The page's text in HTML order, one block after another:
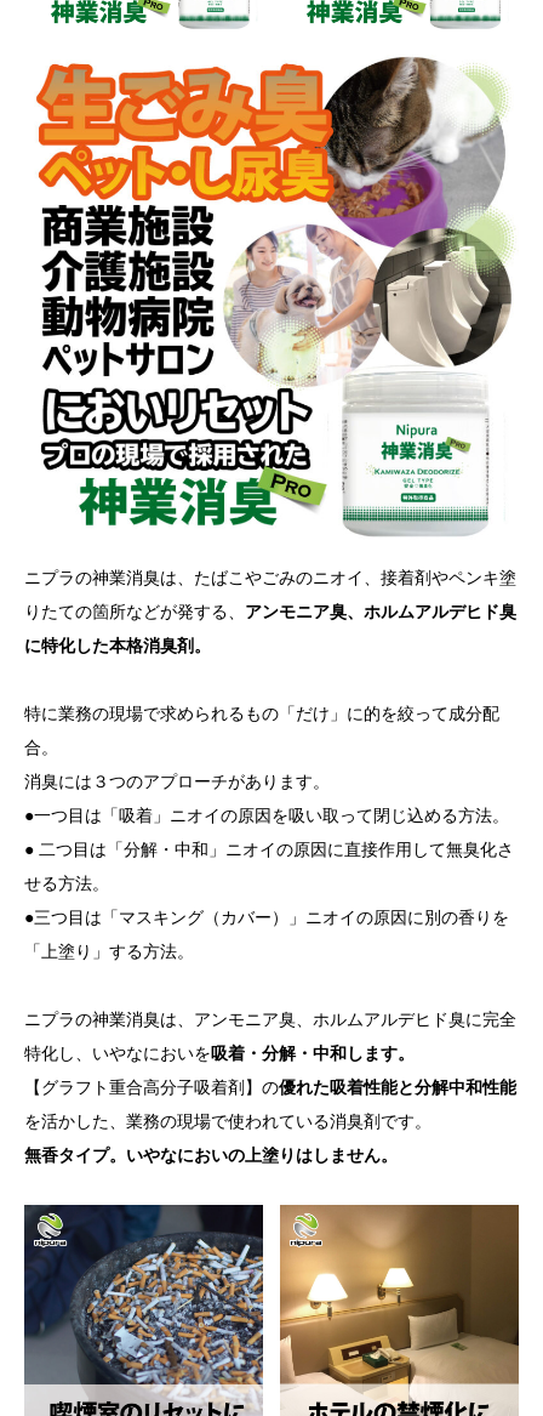
ニプラの神業消臭は、たばこやごみのニオイ、接着剤やペンキ塗
りたての箇所などが発する、 アンモニア臭、ホルムアルデヒド臭
に特化した本格消臭剤。
特に業務の現場で求められるもの「だけ」に的を絞って成分配
合。
消臭には３つのアプローチがあります。
●一つ目は「吸着」ニオイの原因を吸い取って閉じ込める方法。
● 二つ目は「分解・中和」ニオイの原因に直接作用して無臭化さ
せる方法。
●三つ目は「マスキング（カバー）」ニオイの原因に別の香りを
「上塗り」する方法。
ニプラの神業消臭は、アンモニア臭、ホルムアルデヒド臭に完全
特化し、いやなにおいを吸着・分解・中和します。
【グラフト重合高分子吸着剤】の優れた吸着性能と分解中和性能
を活かした、業務の現場で使われている消臭剤です。
無香タイプ。いやなにおいの上塗りはしません。